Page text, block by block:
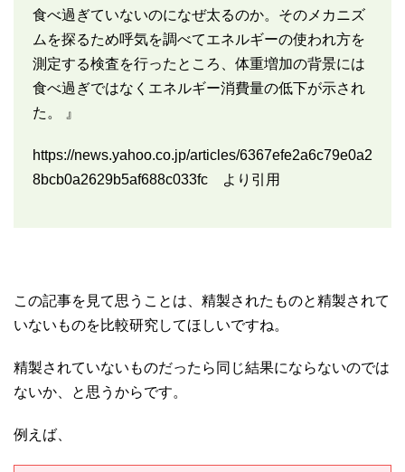
食べ過ぎていないのになぜ太るのか。そのメカニズ
ムを探るため呼気を調べてエネルギーの使われ方を
測定する検査を行ったところ、体重増加の背景には
食べ過ぎではなくエネルギー消費量の低下が示され
た。 』
https://news.yahoo.co.jp/articles/6367efe2a6c79e0a2
8bcb0a2629b5af688c033fc より引用
この記事を見て思うことは、精製されたものと精製されて
いないものを比較研究してほしいですね。
精製されていないものだったら同じ結果にならないのでは
ないか、と思うからです。
例えば、